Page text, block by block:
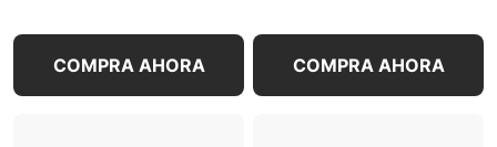
COMPRA AHORA COMPRA AHORA